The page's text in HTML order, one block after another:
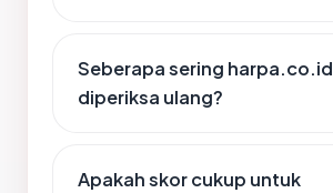
Seberapa sering harpa.co.id
diperiksa ulang?
Apakah skor cukup untuk